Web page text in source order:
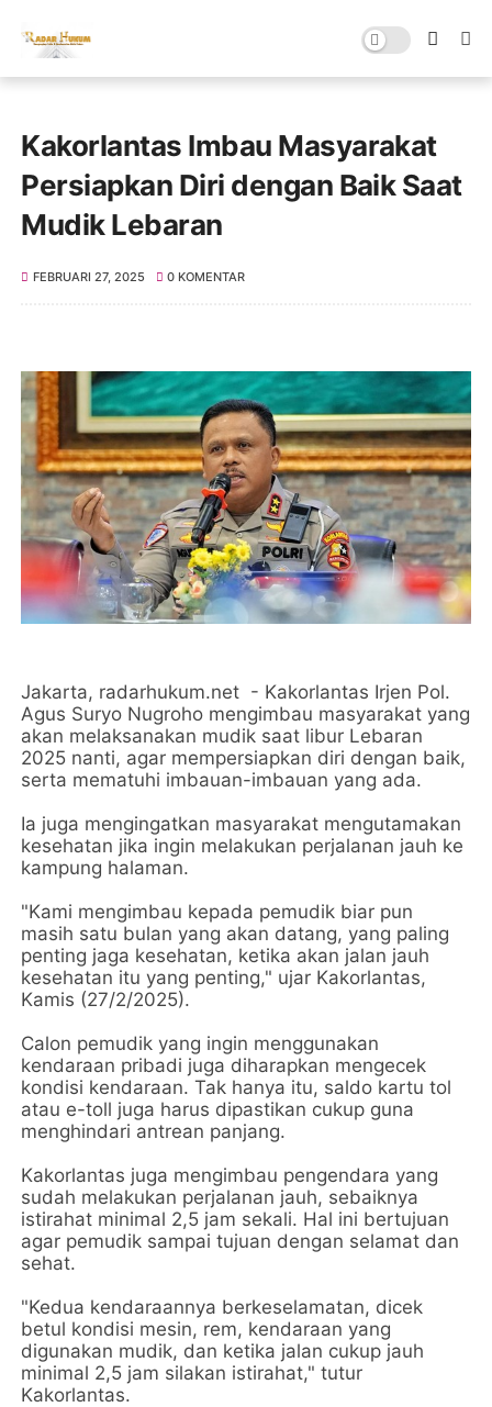
Kakorlantas Imbau Masyarakat
Persiapkan Diri dengan Baik Saat
Mudik Lebaran
FEBRUARI 27, 2025 0 KOMENTAR
Jakarta, radarhukum.net - Kakorlantas Irjen Pol.
Agus Suryo Nugroho mengimbau masyarakat yang
akan melaksanakan mudik saat libur Lebaran
2025 nanti, agar mempersiapkan diri dengan baik,
serta mematuhi imbauan-imbauan yang ada.
Ia juga mengingatkan masyarakat mengutamakan
kesehatan jika ingin melakukan perjalanan jauh ke
kampung halaman.
"Kami mengimbau kepada pemudik biar pun
masih satu bulan yang akan datang, yang paling
penting jaga kesehatan, ketika akan jalan jauh
kesehatan itu yang penting," ujar Kakorlantas,
Kamis (27/2/2025).
Calon pemudik yang ingin menggunakan
kendaraan pribadi juga diharapkan mengecek
kondisi kendaraan. Tak hanya itu, saldo kartu tol
atau e-toll juga harus dipastikan cukup guna
menghindari antrean panjang.
Kakorlantas juga mengimbau pengendara yang
sudah melakukan perjalanan jauh, sebaiknya
istirahat minimal 2,5 jam sekali. Hal ini bertujuan
agar pemudik sampai tujuan dengan selamat dan
sehat.
"Kedua kendaraannya berkeselamatan, dicek
betul kondisi mesin, rem, kendaraan yang
digunakan mudik, dan ketika jalan cukup jauh
minimal 2,5 jam silakan istirahat," tutur
Kakorlantas.